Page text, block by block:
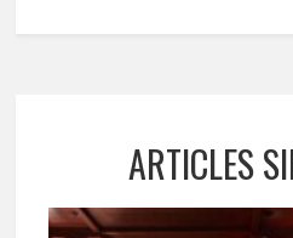
ARTICLES